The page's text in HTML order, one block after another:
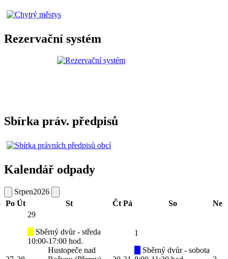
Rezervační systém
Sbírka práv. předpisů
Kalendář odpady
Srpen2026
Po Út St Čt Pá So Ne
29
Sběrný dvůr - středa
10:00-17:00 hod.
Hustopeče nad
1
Sběrný dvůr - sobota